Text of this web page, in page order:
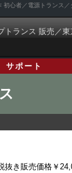
心者／電源トランス
トランス 販売／
サポート
抜き販売価格￥